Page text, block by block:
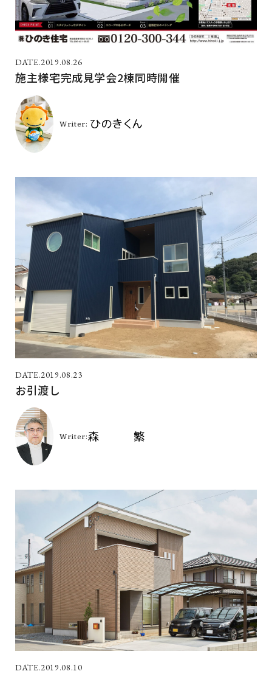
2019.08.26
施主様宅完成見学会2棟同時開催
2019.08.23
お引渡し
2019.08.10